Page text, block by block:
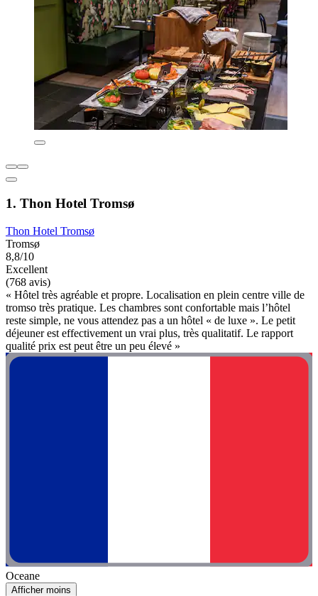
1. Thon Hotel Tromsø
Thon Hotel Tromsø
Tromsø
8,8/10
Excellent
(768 avis)
« Hôtel très agréable et propre. Localisation en plein centre ville de
tromso très pratique. Les chambres sont confortable mais l’hôtel
reste simple, ne vous attendez pas a un hôtel « de luxe ». Le petit
déjeuner est effectivement un vrai plus, très qualitatif. Le rapport
qualité prix est peut être un peu élevé »
Oceane
Afficher moins